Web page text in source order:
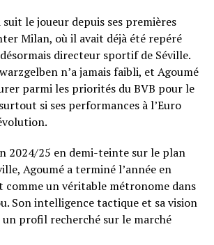
le joueur depuis ses premières
Milan, où il avait déjà été repéré
directeur sportif de Séville.
n’a jamais faibli, et Agoumé
parmi les priorités du BVB pour le
si ses performances à l’Euro
2024/25 en demi-teinte sur le plan
Agoumé a terminé l’année en
comme un véritable métronome dans
Son intelligence tactique et sa vision
profil recherché sur le marché